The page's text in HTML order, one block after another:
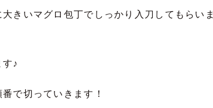
きいマグロ包丁でしっかり入刀してもらいま
♪
で切っていきます！